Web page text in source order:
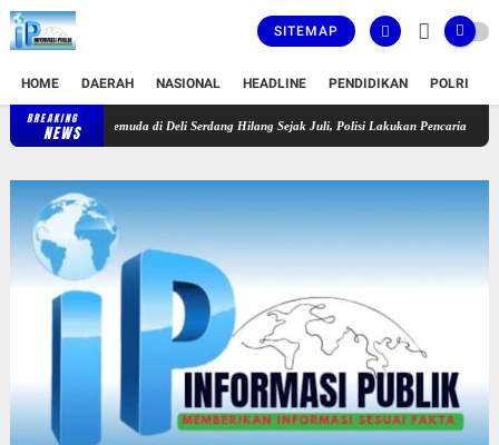
SITEMAP
HOME DAERAH NASIONAL HEADLINE PENDIDIKAN POLRI
BREAKING
NEWS
Pemuda di Deli Serdang Hilang Sejak Juli, Polisi Lakukan Pencarian Tak Punya